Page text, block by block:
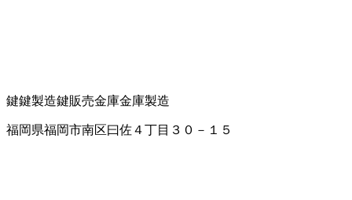
鍵鍵製造鍵販売金庫金庫製造
福岡県福岡市南区曰佐４丁目３０－１５